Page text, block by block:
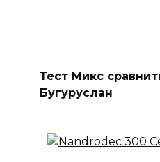
Тест Микс
Бугуруслан